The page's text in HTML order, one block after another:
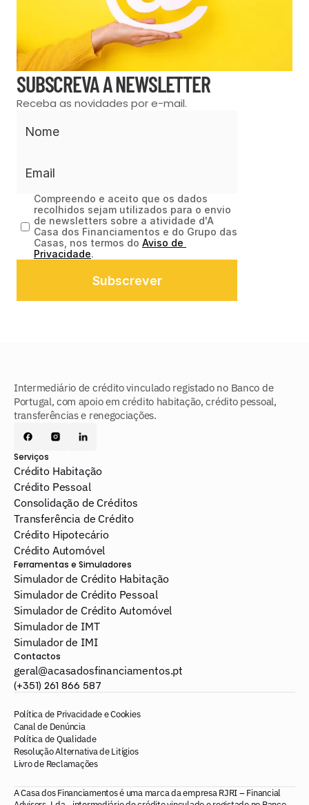
SUBSCREVA A NEWSLETTER
Receba as novidades por e-mail.
Compreendo e aceito que os dados
recolhidos sejam utilizados para o envio
de newsletters sobre a atividade d'A
Casa dos Financiamentos e do Grupo das
Casas, nos termos do Aviso de
Privacidade.
Subscrever
Intermediário de crédito vinculado registado no Banco de
Portugal, com apoio em crédito habitação, crédito pessoal,
transferências e renegociações.
Serviços
Crédito Habitação
Crédito Pessoal
Consolidação de Créditos
Transferência de Crédito
Crédito Hipotecário
Crédito Automóvel
Ferramentas e Simuladores
Simulador de Crédito Habitação
Simulador de Crédito Pessoal
Simulador de Crédito Automóvel
Simulador de IMT
Simulador de IMI
Contactos
geral@acasadosfinanciamentos.pt
(+351) 261 866 587
Política de Privacidade e Cookies
Canal de Denúncia
Política de Qualidade
Resolução Alternativa de Litígios
Livro de Reclamações
A Casa dos Financiamentos é uma marca da empresa RJRI – Financial